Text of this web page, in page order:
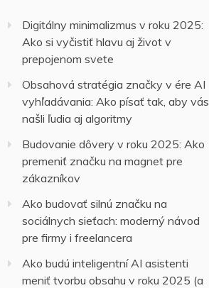
Digitálny minimalizmus v roku 2025:
Ako si vyčistiť hlavu aj život v
prepojenom svete
Obsahová stratégia značky v ére AI
vyhľadávania: Ako písať tak, aby vás
našli ľudia aj algoritmy
Budovanie dôvery v roku 2025: Ako
premeniť značku na magnet pre
zákazníkov
Ako budovať silnú značku na
sociálnych sieťach: moderný návod
pre firmy i freelancera
Ako budú inteligentní AI asistenti
meniť tvorbu obsahu v roku 2025 (a